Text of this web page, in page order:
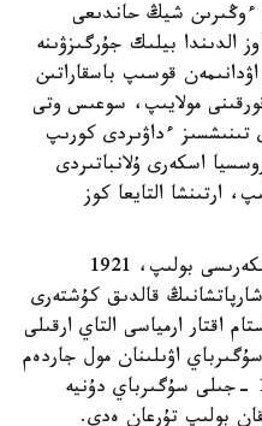
ءوڭىرىن شيڭ حاندىعى
الدىندا بيلىك جۇرگىزۋىنە
قوسىپ باسقاراتىن
مولايىپ، سوعىس وتى
تىنىشسىز ءداۋىردى كورىپ
اسكەرى ۇلانباتىردى
ارتىنشا التايعا كوز
1917 -جىلى روسسيادا قازان توڭكەرىسى بولىپ، 1921
قالدىق كۇشتەرى
اقتار ارمياسى التاي ارقىلى
اۋىلىنان مول جاردەم
تىلەيدى. بۇل كەزدە، ياعني 1918 -جىلى سۇگىرباي دۇنيە
بولىپ تۇرعان ەدى.